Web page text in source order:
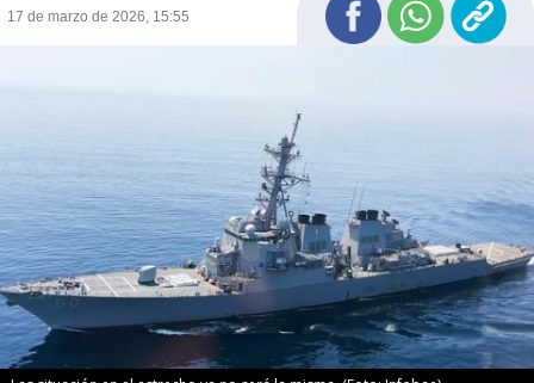
17 de marzo de 2026, 15:55